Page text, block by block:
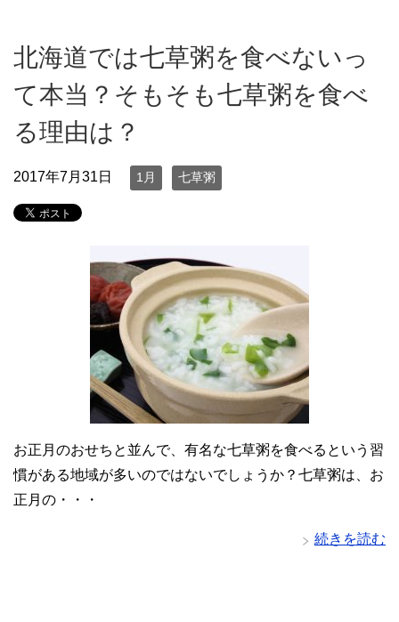
北海道では七草粥を食べないっ
て本当？そもそも七草粥を食べ
る理由は？
2017年7月31日 1月 七草粥
お正月のおせちと並んで、有名な七草粥を食べるという習
慣がある地域が多いのではないでしょうか？七草粥は、お
正月の・・・
続きを読む